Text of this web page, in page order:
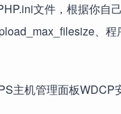
文件，根据你
、